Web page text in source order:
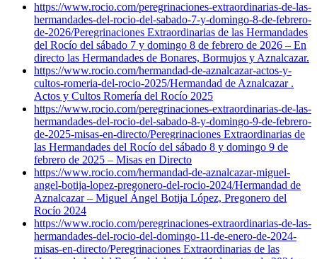
https://www.rocio.com/peregrinaciones-extraordinarias-de-las-
hermandades-del-rocio-del-sabado-7-y-domingo-8-de-febrero-
de-2026/Peregrinaciones Extraordinarias de las Hermandades
del Rocío del sábado 7 y domingo 8 de febrero de 2026 – En
directo las Hermandades de Bonares, Bormujos y Aznalcazar.
https://www.rocio.com/hermandad-de-aznalcazar-actos-y-
cultos-romeria-del-rocio-2025/Hermandad de Aznalcazar .
Actos y Cultos Romería del Rocío 2025
https://www.rocio.com/peregrinaciones-extraordinarias-de-las-
hermandades-del-rocio-del-sabado-8-y-domingo-9-de-febrero-
de-2025-misas-en-directo/Peregrinaciones Extraordinarias de
las Hermandades del Rocío del sábado 8 y domingo 9 de
febrero de 2025 – Misas en Directo
https://www.rocio.com/hermandad-de-aznalcazar-miguel-
angel-botija-lopez-pregonero-del-rocio-2024/Hermandad de
Aznalcazar – Miguel Ángel Botija López, Pregonero del
Rocío 2024
https://www.rocio.com/peregrinaciones-extraordinarias-de-las-
hermandades-del-rocio-del-domingo-11-de-enero-de-2024-
misas-en-directo/Peregrinaciones Extraordinarias de las